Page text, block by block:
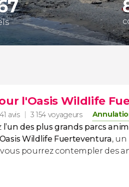
l'Oasis Wildlife
avis 3 154 voyageurs
l’un des plus grands parcs
Oasis Wildlife Fuerteventura, un
pourrez contempler des